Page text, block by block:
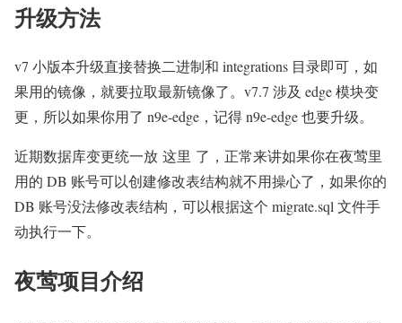
升级方法
v7 小版本升级直接替换二进制和 integrations 目录即可，如
果用的镜像，就要拉取最新镜像了。v7.7 涉及 edge 模块变
更，所以如果你用了 n9e-edge，记得 n9e-edge 也要升级。
近期数据库变更统一放 这里 了，正常来讲如果你在夜莺里
用的 DB 账号可以创建修改表结构就不用操心了，如果你的
DB 账号没法修改表结构，可以根据这个 migrate.sql 文件手
动执行一下。
夜莺项目介绍